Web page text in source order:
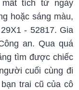
tích từ ngày
hoặc sáng màu,
- 52817. Gia
an. Qua quá
tìm được chiếc
cuối cùng đi
trai cũ của cô